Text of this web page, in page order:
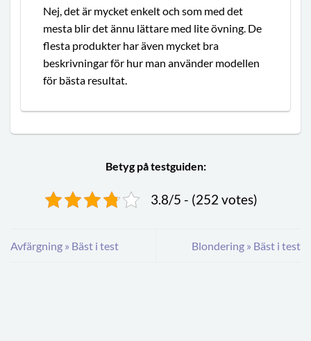
Nej, det är mycket enkelt och som med det
mesta blir det ännu lättare med lite övning. De
flesta produkter har även mycket bra
beskrivningar för hur man använder modellen
för bästa resultat.
Betyg på testguiden:
3.8/5 - (252 votes)
Avfärgning » Bäst i test Blondering » Bäst i test